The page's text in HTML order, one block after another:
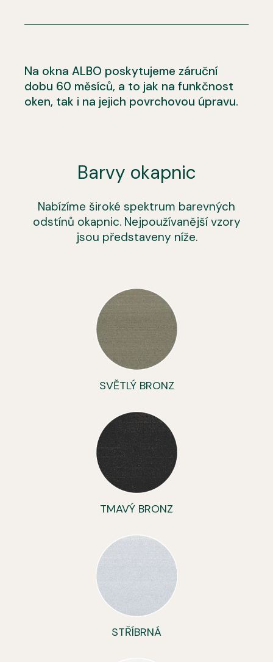
Na okna ALBO poskytujeme záruční
dobu 60 měsíců, a to jak na funkčnost
oken, tak i na jejich povrchovou úpravu.
Barvy okapnic
Nabízíme široké spektrum barevných
odstínů okapnic. Nejpoužívanější vzory
jsou představeny níže.
SVĚTLÝ BRONZ
TMAVÝ BRONZ
STŘÍBRNÁ